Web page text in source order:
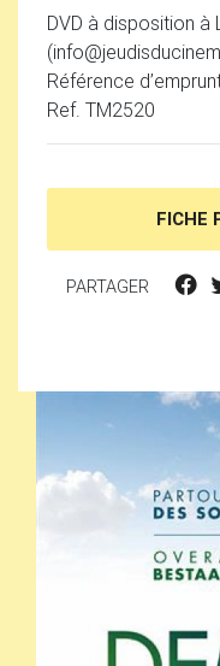
DVD à disposition à
(info@
Référence
Ref. TM2520
FICHE
PARTAGER